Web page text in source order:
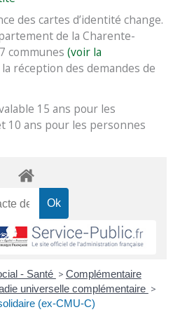
des cartes d’identité change.
de la Charente-
communes(voir la
réception des demandes de
15 ans pour les
10 ans pour les personnes
- Santé > Complémentaire
universelle complémentaire >
(ex-CMU-C)